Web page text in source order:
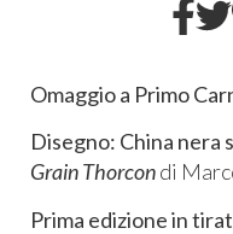
Omaggio a Primo
Disegno: China nera
Grain Thorcondi
Prima edizione in